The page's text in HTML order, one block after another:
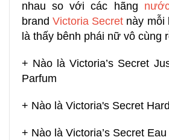
nhau so với các hãng
brandVictoria Secret này mỗi
là thấy bênh phái nữ vô cùng
+ Nào làVictoria’s Secret
Parfum
+ Nào là Victoria's Secret
+ Nào là Victoria’s Secret